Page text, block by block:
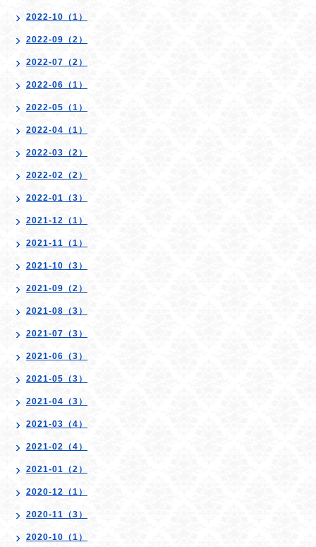
2022-10（1）
2022-09（2）
2022-07（2）
2022-06（1）
2022-05（1）
2022-04（1）
2022-03（2）
2022-02（2）
2022-01（3）
2021-12（1）
2021-11（1）
2021-10（3）
2021-09（2）
2021-08（3）
2021-07（3）
2021-06（3）
2021-05（3）
2021-04（3）
2021-03（4）
2021-02（4）
2021-01（2）
2020-12（1）
2020-11（3）
2020-10（1）